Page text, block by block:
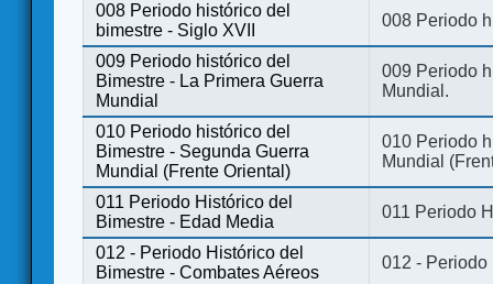
008 Periodo histórico del
bimestre - Siglo XVII
008 Periodo
009 Periodo histórico del
Bimestre - La Primera Guerra
Mundial
009 Periodo
Mundial.
010 Periodo histórico del
Bimestre - Segunda Guerra
Mundial (Frente Oriental)
010 Periodo
Mundial
011 Periodo Histórico del
Bimestre - Edad Media
011 Periodo
012 - Periodo Histórico del
Bimestre - Combates Aéreos
012 - Periodo